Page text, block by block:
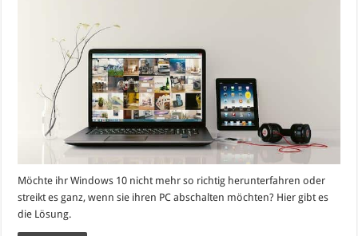
Möchte ihr Windows 10 nicht mehr so richtig herunterfahren oder
streikt es ganz, wenn sie ihren PC abschalten möchten? Hier gibt es
die Lösung.